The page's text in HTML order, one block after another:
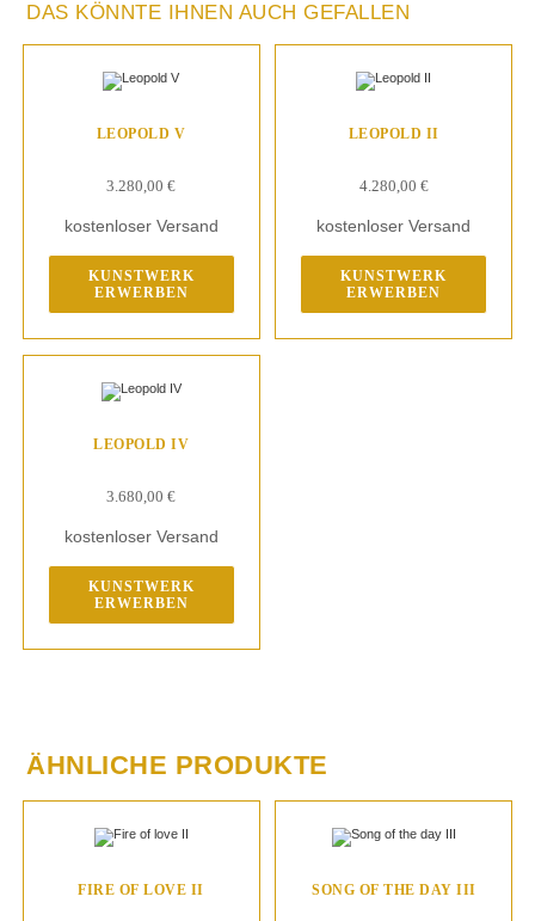
DAS KÖNNTE IHNEN AUCH GEFALLEN
LEOPOLD V
3.280,00€
kostenloser Versand
KUNSTWERK
ERWERBEN
LEOPOLD II
4.280,00 €
kostenloser Versand
KUNSTWERK
ERWERBEN
LEOPOLD IV
3.680,00€
kostenloser Versand
KUNSTWERK
ERWERBEN
ÄHNLICHE PRODUKTE
FIRE OF LOVE II SONG OF THE DAY III